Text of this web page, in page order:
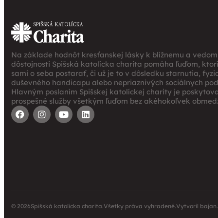
Na základe hodnôt kresťanskej lásky k blížnemu a
dôstojnosti Spišská katolícka charita pomáha ľuďom,
sami o seba postarať, či už je to v dôsledku starnutia,
duševného handicapu alebo nepriaznivých sociálnych
Hlavným poslaním Spišskej katolíckej charity je
prospešné služby všetkým ľuďom bez akéhokoľvek
© 2026Spišská katolícka charita.Všetky práva vyhradené.Vytvoril